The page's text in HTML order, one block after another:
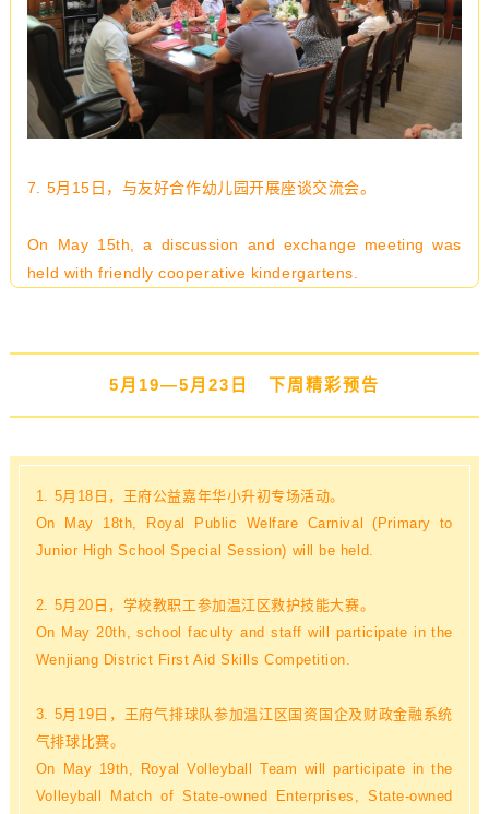
7. 5月15日，与友好合作幼儿园开展座谈交流会。
On May 15th, a discussion and exchange meeting was
held with friendly cooperative kindergartens.
5月19—5月23日 下周精彩预告
1. 5月18日，王府公益嘉年华小升初专场活动。
On May 18th, Royal Public Welfare Carnival (Primary to
Junior High School Special Session) will be held.
2. 5月20日，学校教职工参加温江区救护技能大赛。
On May 20th, school faculty and staff will participate in the
Wenjiang District First Aid Skills Competition.
3. 5月19日，王府气排球队参加温江区国资国企及财政金融系统
气排球比赛。
On May 19th, Royal Volleyball Team will participate in the
Volleyball Match of State-owned Enterprises, State-owned